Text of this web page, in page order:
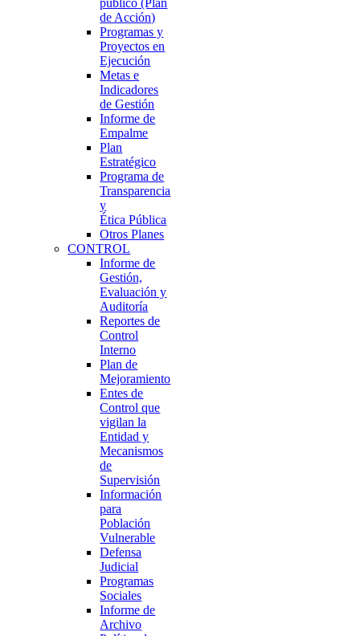
público (Plan
de Acción)
Programas y
Proyectos en
Ejecución
Metas e
Indicadores
de Gestión
Informe de
Empalme
Plan
Estratégico
Programa de
Transparencia
y
Ética Pública
Otros Planes
CONTROL
Informe de
Gestión,
Evaluación y
Auditoría
Reportes de
Control
Interno
Plan de
Mejoramiento
Entes de
Control que
vigilan la
Entidad y
Mecanismos
de
Supervisión
Información
para
Población
Vulnerable
Defensa
Judicial
Programas
Sociales
Informe de
Archivo